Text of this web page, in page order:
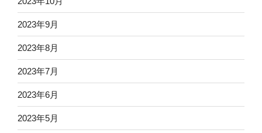
2023年9月
2023年8月
2023年7月
2023年6月
2023年5月